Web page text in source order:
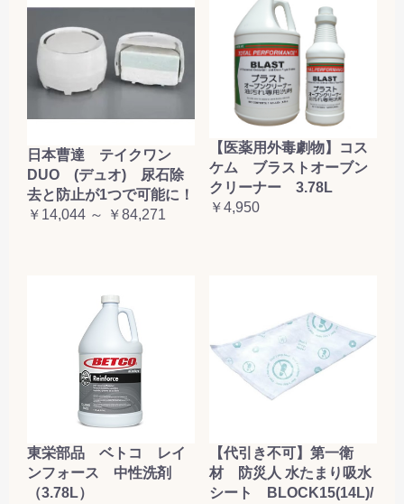
日本曹達 テイクワン
DUO (デュオ) 尿石除
去と防止が1つで可能に！
￥14,044 ～ ￥84,271
【医薬用外毒劇物】コス
ケム ブラストオーブン
クリーナー 3.78L
￥4,950
東栄部品 ベトコ レイ
ンフォース 中性洗剤
（3.78L）
【代引き不可】第一衛
材 防災人 水たまり吸水
シート BLOCK15(14L)/